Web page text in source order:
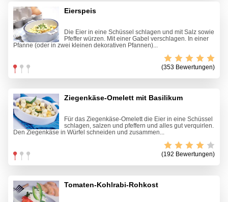
Eierspeis
Die Eier in eine Schüssel schlagen und mit Salz sowie
Pfeffer würzen. Mit einer Gabel verschlagen. In einer
Pfanne (oder in zwei kleinen dekorativen Pfannen)...
(353 Bewertungen)
Ziegenkäse-Omelett mit Basilikum
Für das Ziegenkäse-Omelett die Eier in eine Schüssel
schlagen, salzen und pfeffern und alles gut verquirlen.
Den Ziegenkäse in Würfel schneiden und zusammen...
(192 Bewertungen)
Tomaten-Kohlrabi-Rohkost